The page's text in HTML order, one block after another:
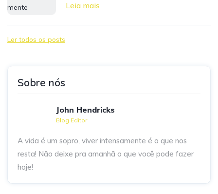
Leia mais
Ler todos os posts
Sobre nós
John Hendricks
Blog Editor
A vida é um sopro, viver intensamente é o que nos
resta! Não deixe pra amanhã o que você pode fazer
hoje!